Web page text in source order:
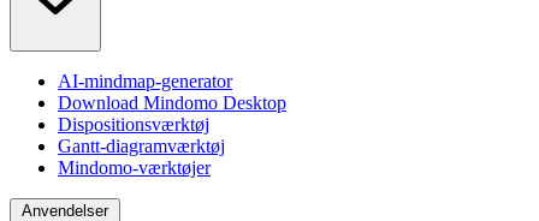
AI-mindmap-generator
Download Mindomo Desktop
Dispositionsværktøj
Gantt-diagramværktøj
Mindomo-værktøjer
Anvendelser